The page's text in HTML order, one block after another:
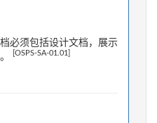
必须包括设计文档，展示
[OSPS-SA-01.01]